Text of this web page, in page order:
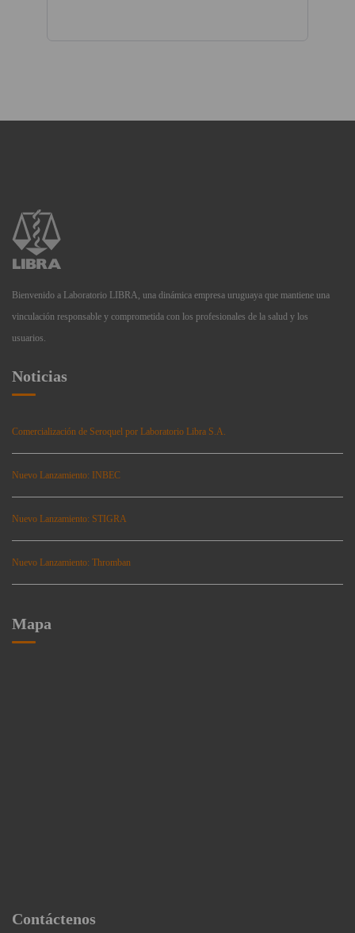
Bienvenido a Laboratorio LIBRA, una dinámica empresa uruguaya que mantiene una
vinculación responsable y comprometida con los profesionales de la salud y los
usuarios.
Noticias
Comercialización de Seroquel por Laboratorio Libra S.A.
Nuevo Lanzamiento: INBEC
Nuevo Lanzamiento: STIGRA
Nuevo Lanzamiento: Thromban
Mapa
Contáctenos